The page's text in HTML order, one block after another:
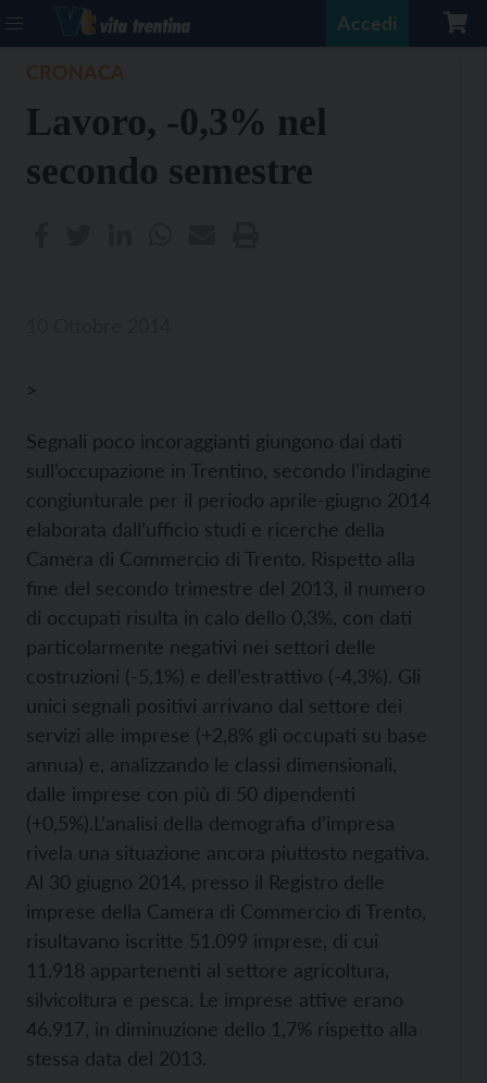
Accedi
Lavoro, -0,3% nel
secondo semestre
>
Segnali poco incoraggianti giungono dai dati
sull’occupazione in Trentino, secondo l’indagine
congiunturale per il periodo aprile-giugno 2014
elaborata dall’ufficio studi e ricerche della
Camera di Commercio di Trento. Rispetto alla
fine del secondo trimestre del 2013, il numero
di occupati risulta in calo dello 0,3%, con dati
particolarmente negativi nei settori delle
costruzioni (-5,1%) e dell’estrattivo (-4,3%). Gli
unici segnali positivi arrivano dal settore dei
servizi alle imprese (+2,8% gli occupati su base
annua) e, analizzando le classi dimensionali,
dalle imprese con più di 50 dipendenti
(+0,5%).L’analisi della demografia d’impresa
rivela una situazione ancora piuttosto negativa.
Al 30 giugno 2014, presso il Registro delle
imprese della Camera di Commercio di Trento,
risultavano iscritte 51.099 imprese, di cui
11.918 appartenenti al settore agricoltura,
silvicoltura e pesca. Le imprese attive erano
46.917, in diminuzione dello 1,7% rispetto alla
stessa data del 2013.